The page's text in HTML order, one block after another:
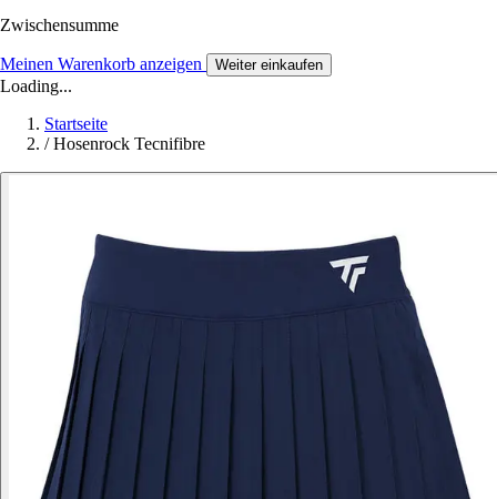
Zwischensumme
Meinen Warenkorb anzeigen Weiter einkaufen
Loading...
Startseite
/ Hosenrock Tecnifibre